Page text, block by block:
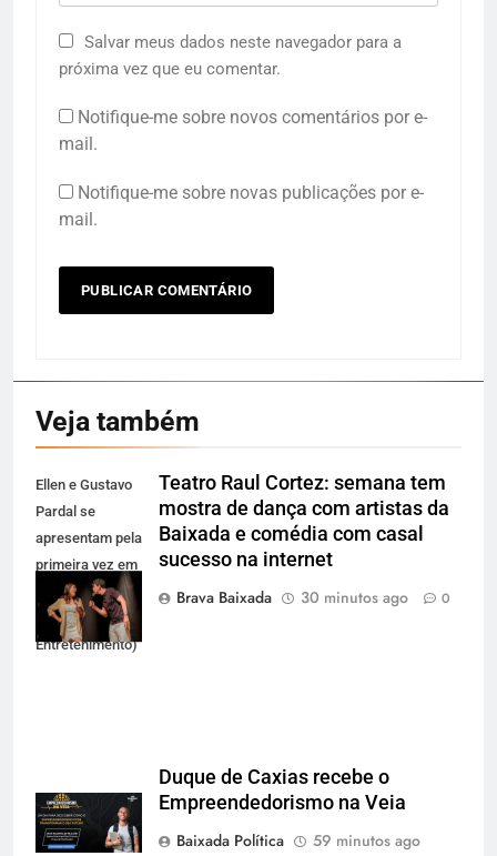
Salvar meus dados neste navegador para a
próxima vez que eu comentar.
Notifique-me sobre novos comentários por e-
mail.
Notifique-me sobre novas publicações por e-
mail.
Veja também
Ellen e Gustavo
Pardal se
apresentam pela
primeira vez em
Duque de Caxias
(Foto: Atitude
Entretenimento)
Teatro Raul Cortez: semana tem
mostra de dança com artistas da
Baixada e comédia com casal
sucesso na internet
Brava Baixada
30 minutos ago 0
Duque de Caxias recebe o
Empreendedorismo na Veia
Baixada Política
59 minutos ago